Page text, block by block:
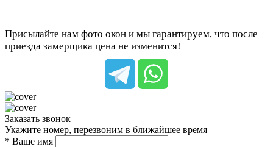
Присылайте нам фото окон и мы гарантируем, что после
приезда замерщика цена не изменится!
Заказать звонок
Укажите номер, перезвоним в ближайшее время
* Ваше имя